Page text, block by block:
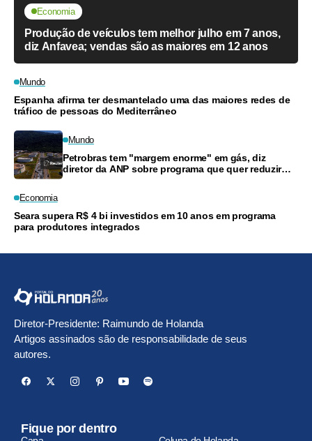
Economia
Produção de veículos tem melhor julho em 7 anos,
diz Anfavea; vendas são as maiores em 12 anos
Mundo
Espanha afirma ter desmantelado uma das maiores redes de
tráfico de pessoas do Mediterrâneo
Mundo
Petrobras tem "margem enorme" em gás, diz
diretor da ANP sobre programa que quer reduzir
Economia
Seara supera R$ 4 bi investidos em 10 anos em programa
para produtores integrados
Diretor-Presidente: Raimundo de Holanda
Artigos assinados são de responsabilidade de seus
autores.
Fique por dentro